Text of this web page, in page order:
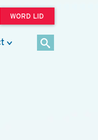
WORD LID